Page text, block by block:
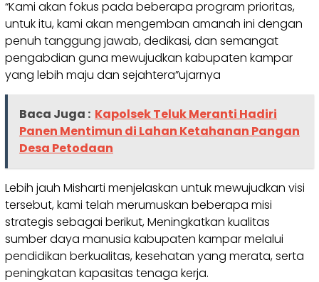
“Kami akan fokus pada beberapa program prioritas,
untuk itu, kami akan mengemban amanah ini dengan
penuh tanggung jawab, dedikasi, dan semangat
pengabdian guna mewujudkan kabupaten kampar
yang lebih maju dan sejahtera”ujarnya
Baca Juga : Kapolsek Teluk Meranti Hadiri
Panen Mentimun di Lahan Ketahanan Pangan
Desa Petodaan
Lebih jauh Misharti menjelaskan untuk mewujudkan visi
tersebut, kami telah merumuskan beberapa misi
strategis sebagai berikut, Meningkatkan kualitas
sumber daya manusia kabupaten kampar melalui
pendidikan berkualitas, kesehatan yang merata, serta
peningkatan kapasitas tenaga kerja.